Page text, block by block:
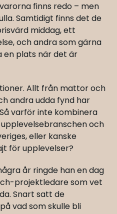
finns redo – men
Samtidigt finns det de
middag, ett
och andra som gärna
plats när det är
Allt från mattor och
andra udda fynd har
varför inte kombinera
och
eller kanske
för upplevelser?
år ringde han en dag
projektledare som vet
Snart satt de
vad som skulle bli